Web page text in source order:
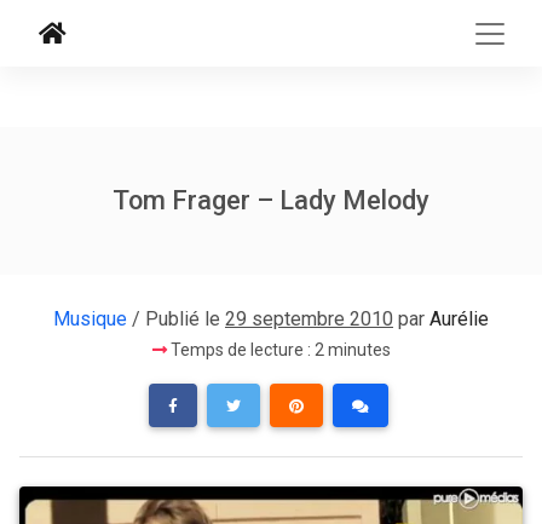
Tom Frager – Lady Melody
Musique / Publié le 29 septembre 2010 par Aurélie
Temps de lecture : 2 minutes